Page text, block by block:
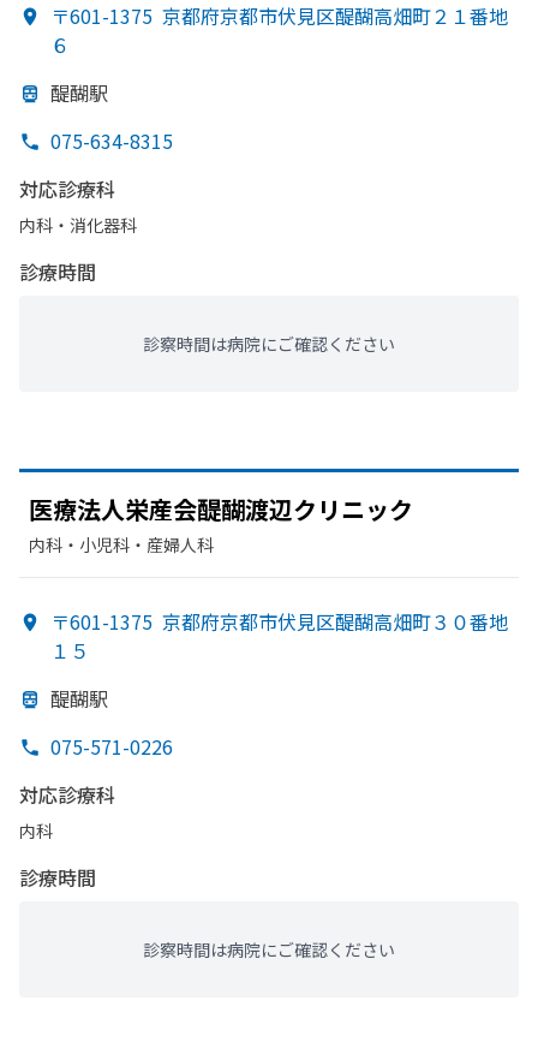
〒601-1375 京都府京都市伏見区醍醐高畑町２１番地
６
醍醐駅
075-634-8315
対応診療科
内科・​消化器科
診療時間
診察時間は病院にご確認ください
医療法人栄産会醍醐渡辺クリニック
内科・​小児科・​産婦人科
〒601-1375 京都府京都市伏見区醍醐高畑町３０番地
１５
醍醐駅
075-571-0226
対応診療科
内科
診療時間
診察時間は病院にご確認ください